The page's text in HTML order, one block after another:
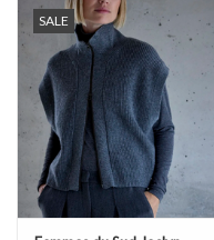
TARA TUESDAY
Merken
SALE